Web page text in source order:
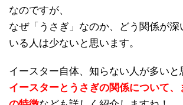
なのですが、
なぜ「うさぎ」なのか、どう関係が深
いる人は少ないと思います。
イースター自体、知らない人が多いと
イースターとうさぎの関係について